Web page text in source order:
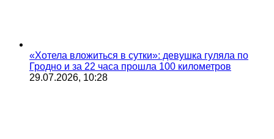
«Хотела вложиться в сутки»: девушка гуляла по
Гродно и за 22 часа прошла 100 километров
29.07.2026, 10:28